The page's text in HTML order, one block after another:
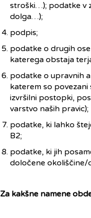
stroški…); podatke v
dolga…);
podpis;
podatke o drugih
katerega obstaja
podatke o upravnih
katerem so
izvršilni postopki,
varstvo naših pravic);
podatke, ki lahko
B2;
podatke, ki jih
določene okoliščine/
Za kakšne namene